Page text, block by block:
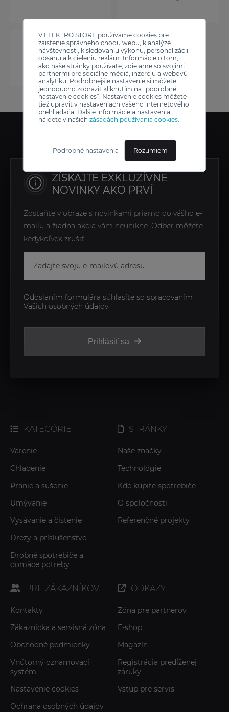
V ELEKTRO STORE používame cookies pre
zaistenie správneho chodu webu, k analýze
návštevnosti, k sledovaniu výkonu, personalizácii
obsahu a k cieleniu reklám. Informácie o tom,
ako naše stránky používate, zdieľame so svojimi
partnermi pre sociálne médiá, inzerciu a webovú
analytiku. Podrobnejšie nastavenie si môžete
jednoducho zobraziť kliknutím na „podrobné
nastavenie cookies“. Nastavenie cookies môžete
tiež upraviť v nastaveniach vašeho internetového
prehliadača. Ďalšie informácie a nastavenia
nájdete v našich zásadách používania cookies.
Podrobné nastavenia Rozumiem
ZÍSKAJTE EXKLUZÍVNE
NOVINKY AKO PRVÍ
Zostaňte v obraze s novinkami priamo do vášho e-
mailu a žiadna akcia vám neunikne. Odber môžete
kedykoľvek zrušiť.
Prihlásiť sa
Odoslaním formulára súhlasíte so spracovaním
Vašich osobných údajov.
KATEGÓRIE
Varenie
Chladenie
Pranie a sušenie
Umývanie
Vysávanie a čistenie
Drezy a príslušenstvo
Drobné spotrebiče a
domáce potreby
STRÁNKY
Naše značky
Technológie
Kde kúpite spotrebiče
O spoločnosti
Referenčné projekty
PRE ZÁKAZNÍKOV
Kontakty
Zákaznícka a servisná zóna
Obchodné podmienky
Vnútorný oznamovací
systém
Nastavenie cookies
Ochrana osobných údajov
ODKAZY
Zóna pre partnerov
E-shop
Magazín
Registrácia predĺženej
záruky
Vstup pre servis